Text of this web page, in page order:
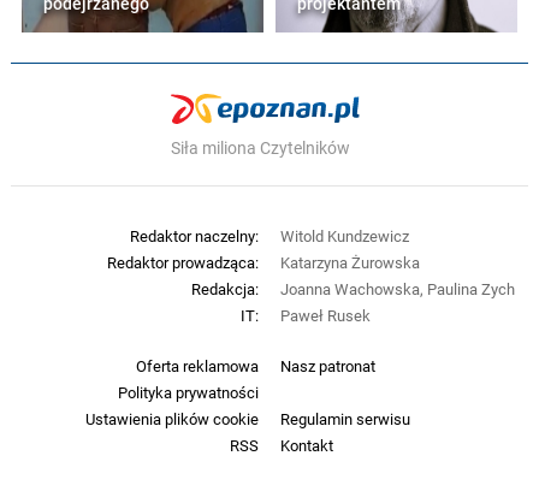
Siła miliona Czytelników
Oferta reklamowa
Nasz patronat
Polityka prywatności
Ustawienia plików cookie
Regulamin serwisu
RSS
Kontakt
Redaktor naczelny:
Witold Kundzewicz
Redaktor prowadząca:
Katarzyna Żurowska
Redakcja:
Joanna Wachowska, Paulina Zych
IT:
Paweł Rusek